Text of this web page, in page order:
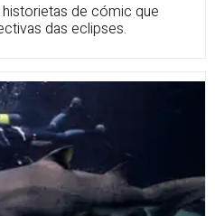
de cómic que
das eclipses.